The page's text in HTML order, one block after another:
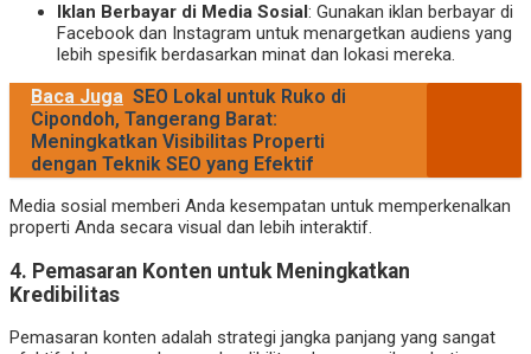
Iklan Berbayar di Media Sosial: Gunakan iklan berbayar di
Facebook dan Instagram untuk menargetkan audiens yang
lebih spesifik berdasarkan minat dan lokasi mereka.
Baca Juga SEO Lokal untuk Ruko di
Cipondoh, Tangerang Barat:
Meningkatkan Visibilitas Properti
dengan Teknik SEO yang Efektif
Media sosial memberi Anda kesempatan untuk memperkenalkan
properti Anda secara visual dan lebih interaktif.
4. Pemasaran Konten untuk Meningkatkan
Kredibilitas
Pemasaran konten adalah strategi jangka panjang yang sangat